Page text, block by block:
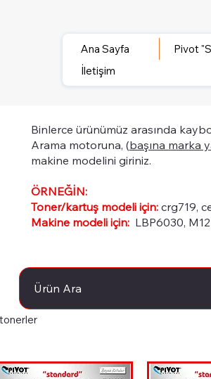
Ana Sayfa Pivot
İletişim
Binlerce ürünümüz arasında
Arama motoruna, (başına marka
makine modelini giriniz.
ÖRNEĞİN:
Toner/kartuş modeli için:crg719,
Makine modeli için:LBP6030,
Ürün Ara